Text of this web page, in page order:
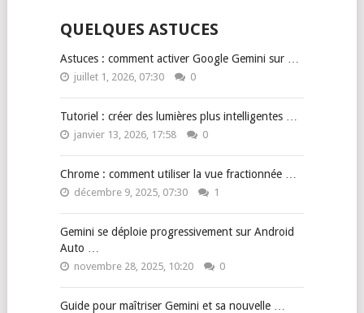
QUELQUES ASTUCES
Astuces : comment activer Google Gemini sur …
juillet 1, 2026, 07:30 0
Tutoriel : créer des lumières plus intelligentes …
janvier 13, 2026, 17:58 0
Chrome : comment utiliser la vue fractionnée …
décembre 9, 2025, 07:30 1
Gemini se déploie progressivement sur Android
Auto …
novembre 28, 2025, 10:20 0
Guide pour maîtriser Gemini et sa nouvelle …